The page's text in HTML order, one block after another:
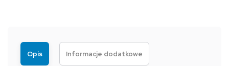
Opis Informacje dodatkowe